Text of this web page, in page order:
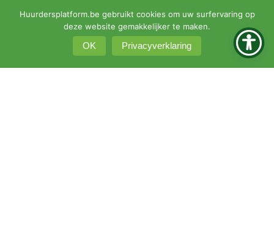
Huurdersplatform.be gebruikt cookies om uw surfervaring op
deze website gemakkelijker te maken.
OK Privacyverklaring